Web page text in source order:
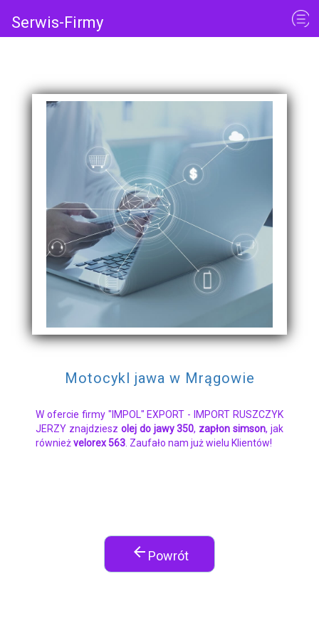
Serwis-Firmy
Motocykl jawa w Mrągowie
W ofercie firmy "IMPOL" EXPORT - IMPORT RUSZCZYK
JERZY znajdziesz olej do jawy 350, zapłon simson, jak
równieżvelorex 563 . Zaufało nam już wielu Klientów!
arrow_back Powrót